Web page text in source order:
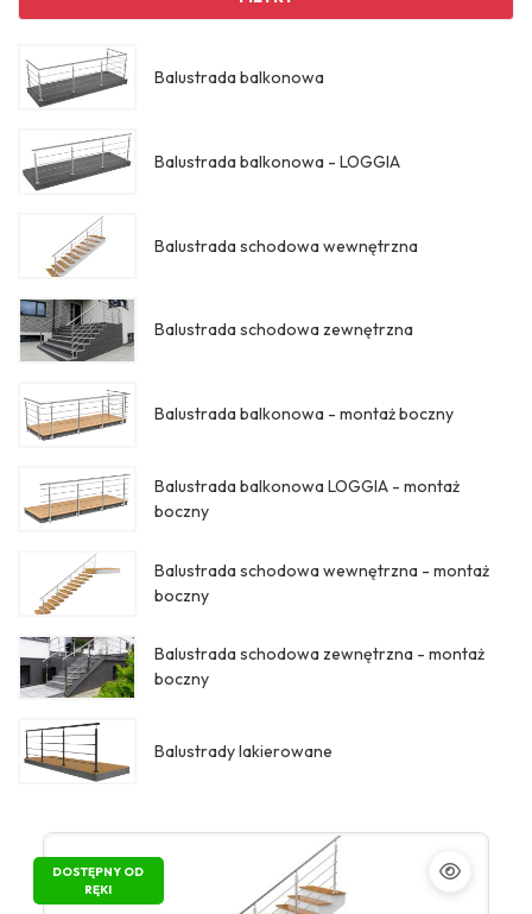
Balustrada balkonowa
Balustrada balkonowa - LOGGIA
Balustrada schodowa wewnętrzna
Balustrada schodowa zewnętrzna
Balustrada balkonowa - montaż boczny
Balustrada balkonowa LOGGIA - montaż
boczny
Balustrada schodowa wewnętrzna - montaż
boczny
Balustrada schodowa zewnętrzna - montaż
boczny
Balustrady lakierowane
DOSTĘPNY OD
RĘKI